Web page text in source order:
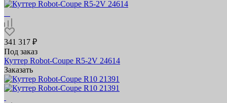
341 317 ₽
Под заказ
Куттер Robot-Coupe R5-2V 24614
Заказать